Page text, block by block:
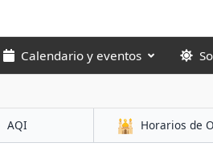
Calendario y eventos
AQI 🕌 Horarios de